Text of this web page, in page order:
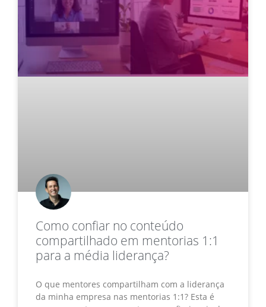
Como confiar no conteúdo
compartilhado em mentorias 1:1
para a média liderança?
O que mentores compartilham com a liderança
da minha empresa nas mentorias 1:1? Esta é